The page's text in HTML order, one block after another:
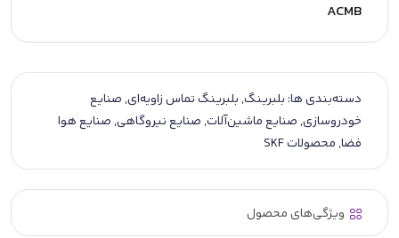
ACMB
دسته‌بندی ها: بلبرینگ,بلبرینگ تماس زاویه‌ای,صنایع
خودروسازی,صنایع ماشین‌آلات,صنایع نیروگاهی,صنایع هوا
فضا,محصولات SKF
ویژگی‌های محصول